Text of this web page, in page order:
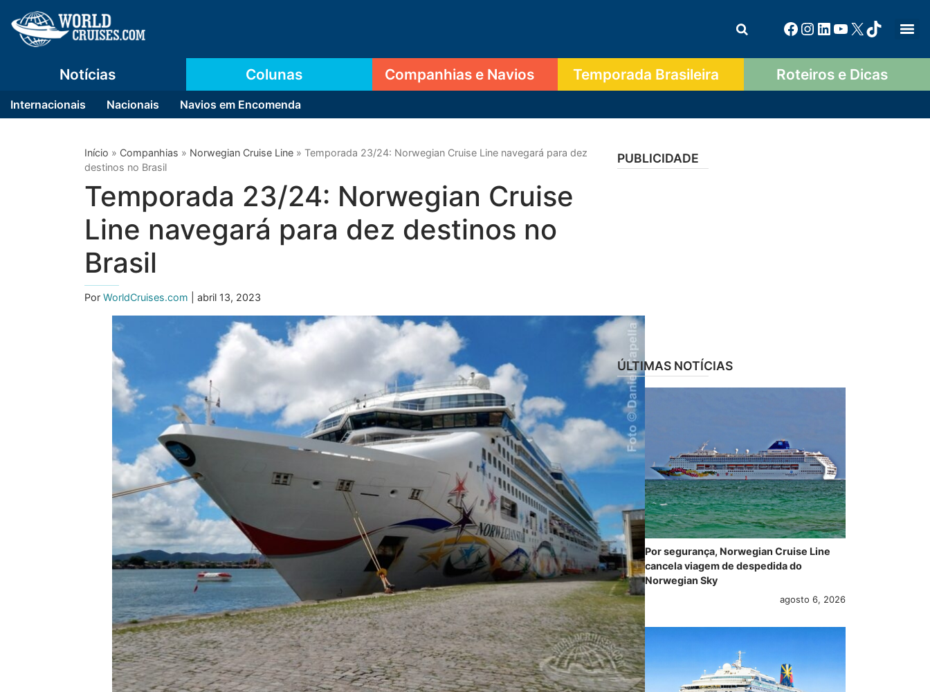
Notícias
Internacionais Nacionais Navios em Encomenda
Colunas Companhias e Navios Temporada Brasileira Roteiros e Dicas
Início » Companhias » Norwegian Cruise Line » Temporada 23/24: Norwegian Cruise Line navegará para dez
destinos no Brasil
Temporada 23/24: Norwegian Cruise
Line navegará para dez destinos no
Brasil
Por WorldCruises.com | abril 13, 2023
PUBLICIDADE
ÚLTIMAS NOTÍCIAS
Por segurança, Norwegian Cruise Line
cancela viagem de despedida do
Norwegian Sky
agosto 6, 2026